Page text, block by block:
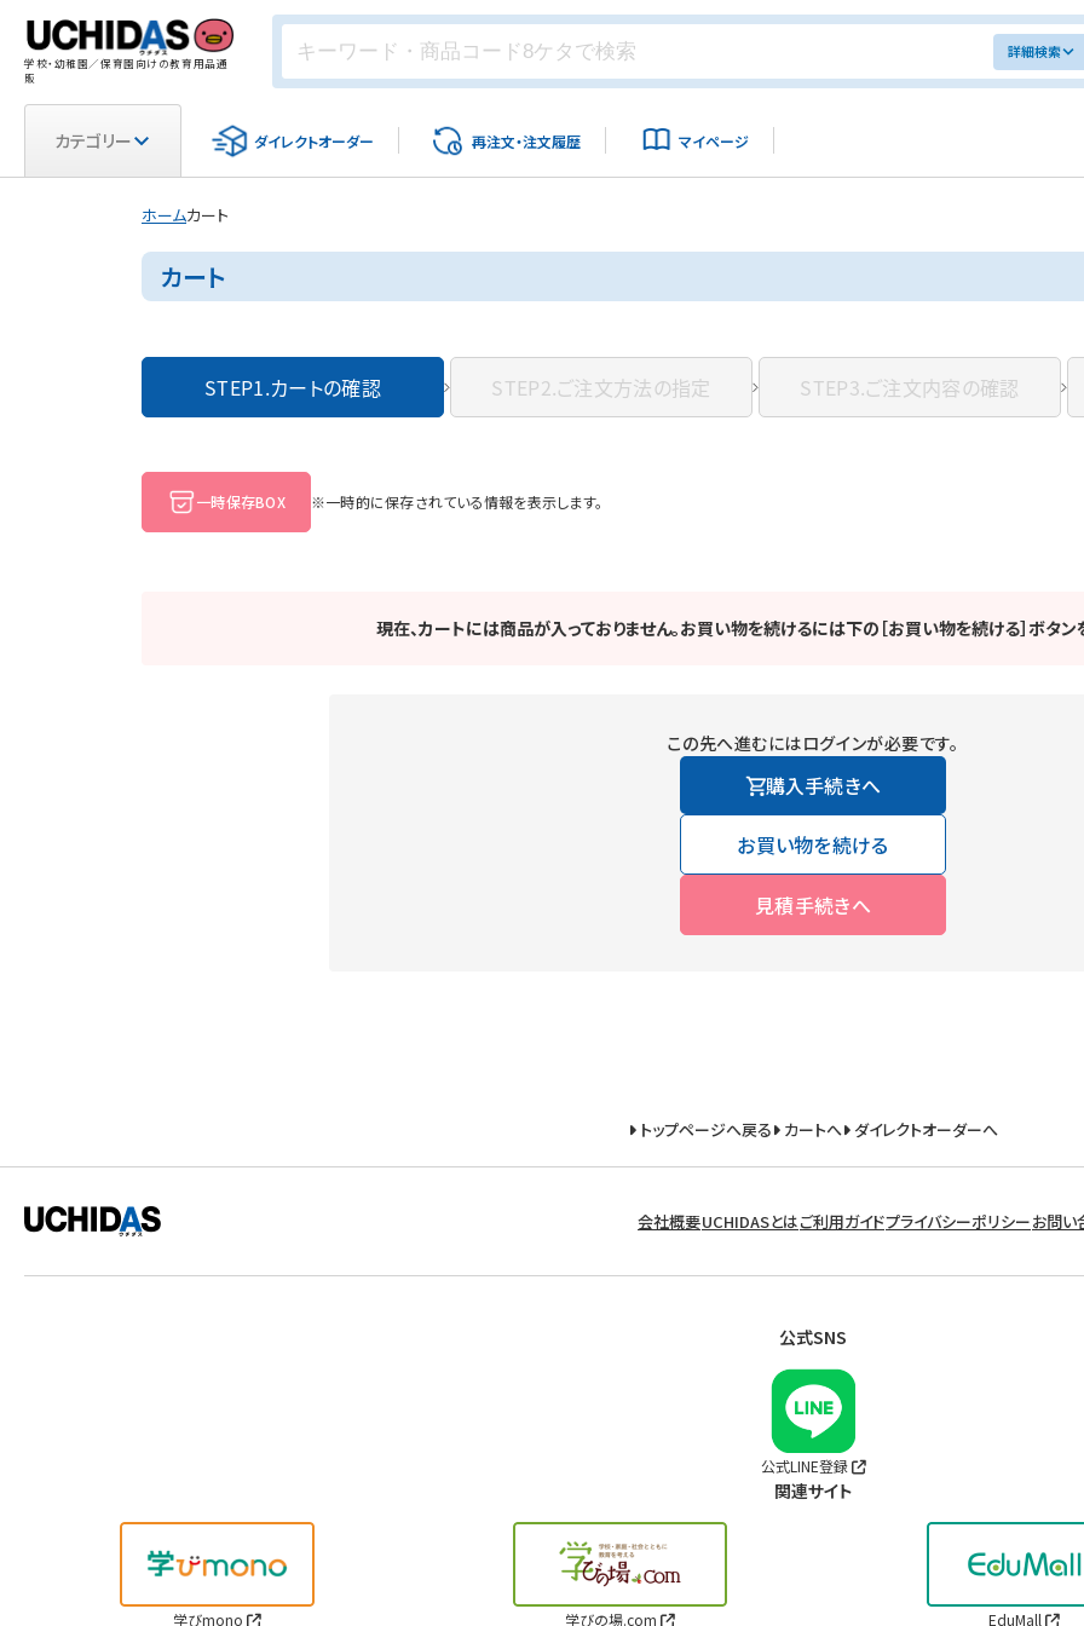
学校・幼稚園／保育園向けの教育用品通
販
詳細検索
カテゴリー ダイレクトオーダー 再注文・注文履歴 マイページ
ホームカート
カート
STEP1.カートの確認 STEP2.ご注文方法の指定 STEP3.ご注文内容の確認
一時保存BOX ※一時的に保存されている情報を表示します。
現在、カートには商品が入っておりません。お買い物を続けるには下の［お買い物を続ける］ボタン
この先へ進むにはログインが必要です。
購入手続きへ
お買い物を続ける
見積手続きへ
トップページへ戻る カートへ ダイレクトオーダーへ
会社概要UCHIDASとはご利用ガイドプライバシーポリシーお問い
公式SNS
公式LINE登録
関連サイト
学びmono 学びの場.com EduMall